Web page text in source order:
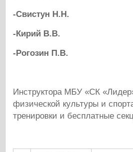
-Свистун Н.Н.
-Кирий В.В.
-Рогозин П.В.
Инструктора МБУ «СК
физической культуры и
тренировки и бесплатные